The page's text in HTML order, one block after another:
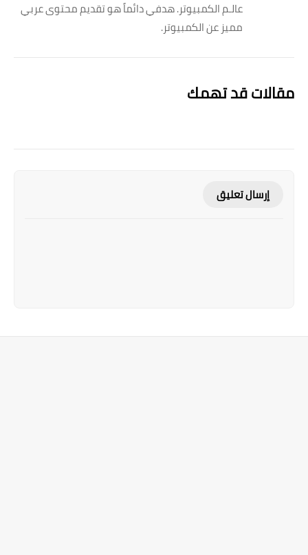
عالـم الكمبيوتر. هدفي دائماً هو تقديم محتوى عربي
مميز عن الكمبيوتر.
مقالات قد تهمك
إرسال تعليق